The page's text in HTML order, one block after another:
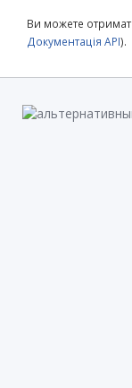
Ви можете
Документація API).